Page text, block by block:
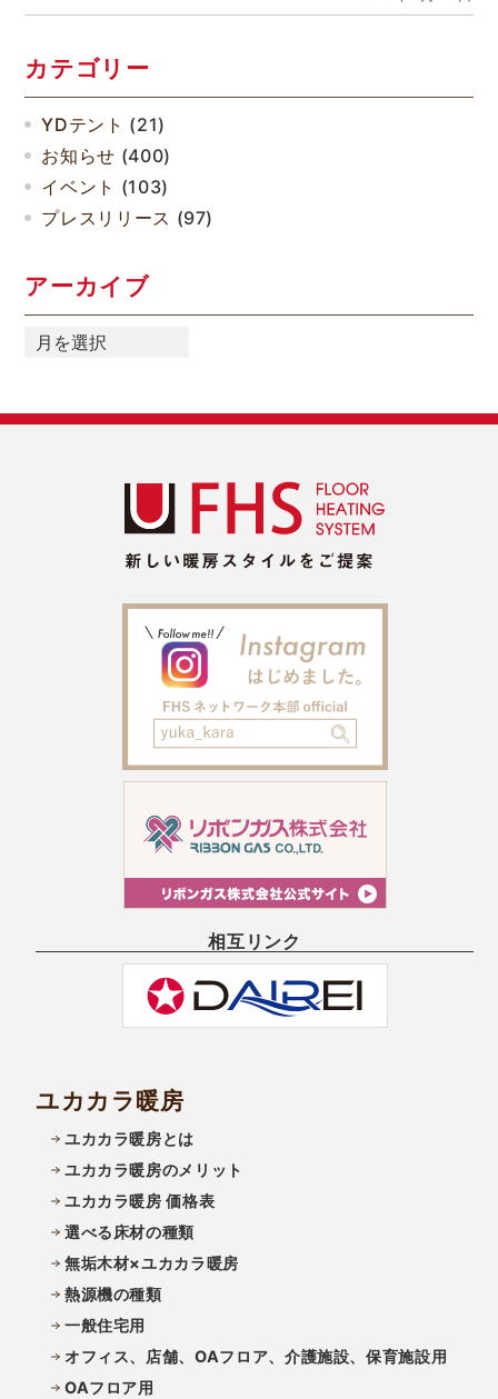
カテゴリー
YDテント (21)
お知らせ (400)
イベント (103)
プレスリリース (97)
アーカイブ
ア
ー
ブ
相互リンク
ユカカラ暖房
ユカカラ暖房とは
ユカカラ暖房のメリット
ユカカラ暖房 価格表
選べる床材の種類
無垢木材×ユカカラ暖房
熱源機の種類
一般住宅用
オフィス、店舗、OAフロア、介護施設、保育施設用
OAフロア用